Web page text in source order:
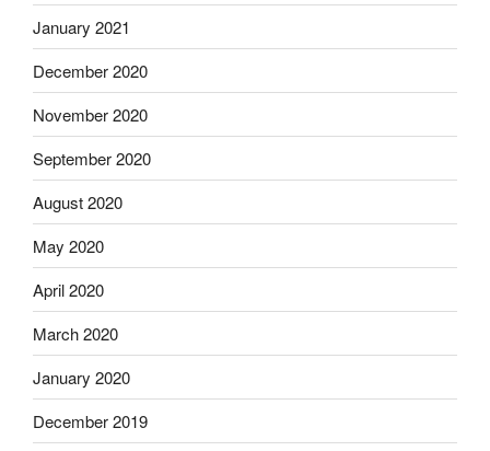
January 2021
December 2020
November 2020
September 2020
August 2020
May 2020
April 2020
March 2020
January 2020
December 2019